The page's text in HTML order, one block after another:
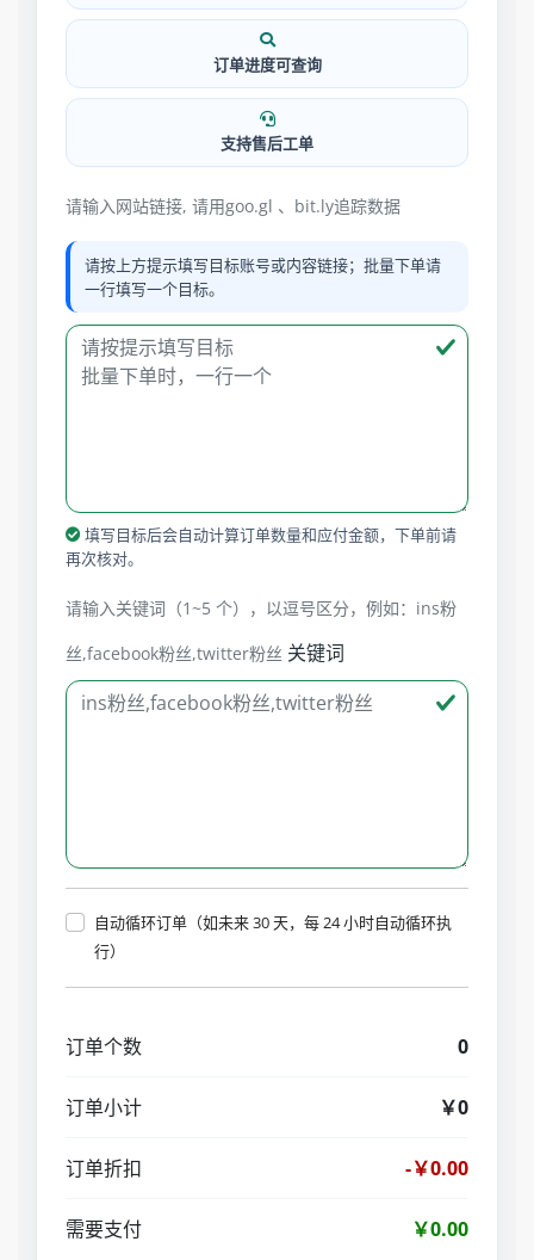
订单进度可查询
支持售后工单
请输入网站链接, 请用goo.gl 、bit.ly追踪数据
请按上方提示填写目标账号或内容链接；批量下单请
一行填写一个目标。
填写目标后会自动计算订单数量和应付金额，下单前请
再次核对。
请输入关键词（1~5 个），以逗号区分，例如：ins粉
丝,facebook粉丝,twitter粉丝 关键词
自动循环订单（如未来 30 天，每 24 小时自动循环执
行）
订单个数 0
订单小计 ￥0
订单折扣 -￥0.00
需要支付 ￥0.00